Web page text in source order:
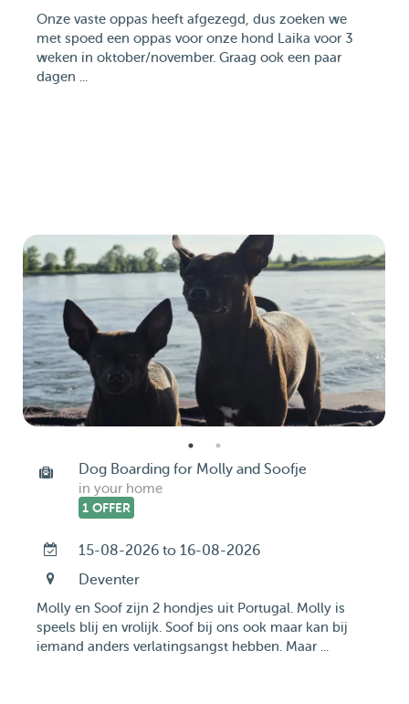
Onze vaste oppas heeft afgezegd, dus zoeken we
met spoed een oppas voor onze hond Laika voor 3
weken in oktober/november. Graag ook een paar
dagen ...
Dog Boarding for Molly and Soofje
in your home
1 OFFER
15-08-2026 to 16-08-2026
Deventer
Molly en Soof zijn 2 hondjes uit Portugal. Molly is
speels blij en vrolijk. Soof bij ons ook maar kan bij
iemand anders verlatingsangst hebben. Maar ...